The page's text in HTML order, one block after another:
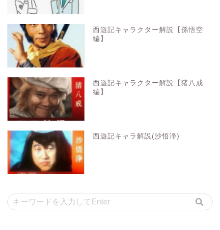
西遊記キャラクター解説【孫悟空
編】
西遊記キャラクター解説【猪八戒
編】
西遊記キャラ解説(沙悟浄)